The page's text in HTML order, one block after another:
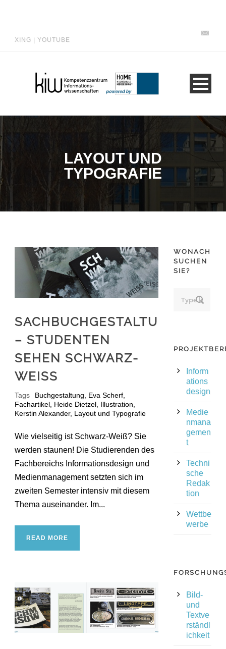
XING YOUTUBE
LAYOUT UND
TYPOGRAFIE
SACHBUCHGESTALTUNG
– STUDENTEN
SEHEN SCHWARZ-
WEISS
Tags Buchgestaltung Eva Scherf
Fachartikel Heide Dietzel Illustration
Kerstin Alexander, Layout und Typografie
Wie vielseitig ist Schwarz-Weiß? Sie
werden staunen! Die Studierenden des
Fachbereichs Informationsdesign und
Medienmanagement setzten sich im
zweiten Semester intensiv mit diesem
Thema auseinander. Im...
READ MORE
WONACH
SUCHEN
SIE?
Inform
ations
design
Medie
nmana
gemen
t
Techni
sche
Redak
tion
Wettbe
werbe
Bild-
und
Textve
rständl
ichkeit